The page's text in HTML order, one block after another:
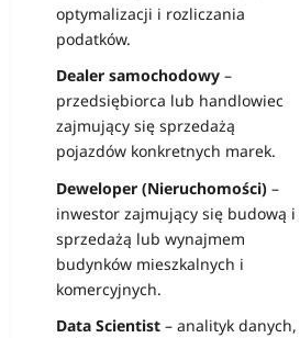
optymalizacji i rozliczania
podatków.
Dealer samochodowy –
przedsiębiorca lub handlowiec
zajmujący się sprzedażą
pojazdów konkretnych marek.
Deweloper (Nieruchomości) –
inwestor zajmujący się budową i
sprzedażą lub wynajmem
budynków mieszkalnych i
komercyjnych.
Data Scientist – analityk danych,